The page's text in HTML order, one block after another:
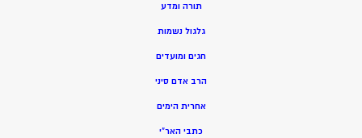
תורה ומדע
גלגול נשמות
חגים ומועדים
הרב אדם סיני
אחרית הימים
כתבי האר”י